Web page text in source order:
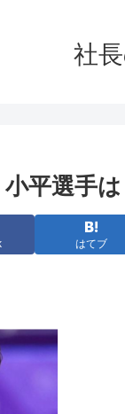
社
平選手は
はてブ